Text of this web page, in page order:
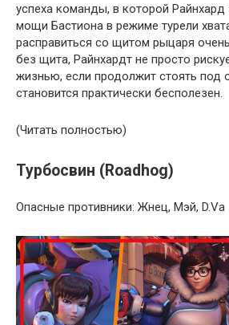
успеха команды, в которой Райнхард
мощи Бастиона в режиме турели
расправиться со щитом рыцаря
без щита, Райнхардт не просто
жизнью, если продолжит стоять под
становится практически бесполезен.
(Читать полностью)
Турбосвин (Roadhog)
Опасные противники: Жнец, Мэй, D.Va